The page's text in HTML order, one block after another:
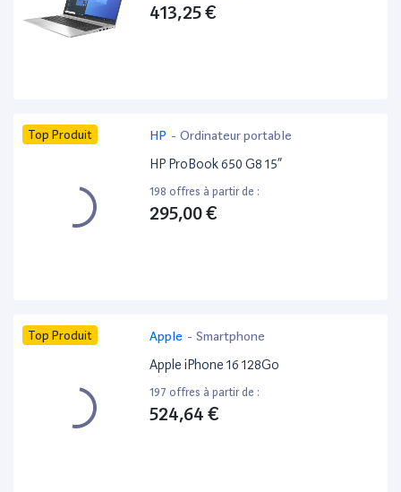
413,25 €
Top Produit HP - Ordinateur portable
HP ProBook 650 G8 15”
198 offres à partir de :
295,00 €
Top Produit Apple - Smartphone
Apple iPhone 16 128Go
197 offres à partir de :
524,64 €